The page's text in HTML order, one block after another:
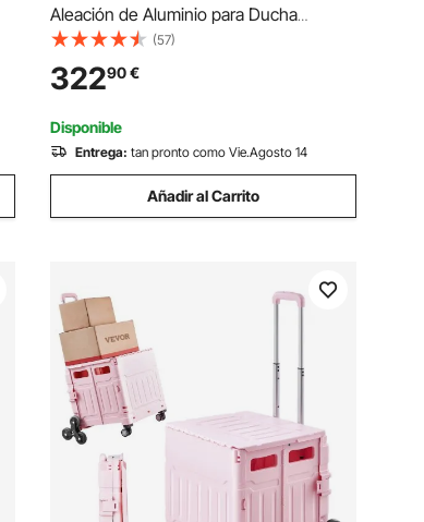
Aleación de Aluminio para Ducha
Interior, Silla de Ducha con Ruedas
Ajustable con Freno para Adultos
Discapacitados, Carga de 136 kg, 1015 x
620 x 920 mm, Negro
(57)
32290€
Disponible
Entrega: tan pronto como Vie.Agosto 14
Añadir al Carrito